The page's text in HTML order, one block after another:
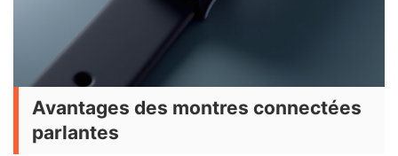
Avantages des montres connectées
parlantes